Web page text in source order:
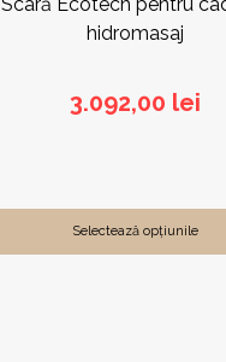
hidromasaj
3.092,00 lei
Selectează opțiunile